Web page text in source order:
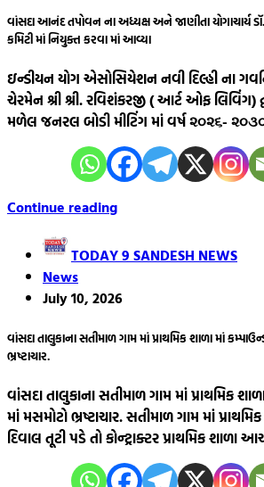
વાંસદા આનંદ તપોવન ના અધ્યક્ષ અને જાણીતા યોગાચાર્ય
કમિટી માં નિયુક્ત કરવા માં આવ્યા
ઇન્ડીયન યોગ એસોસિયેશન નવી દિલ્હી ના
ચેરમેન શ્રી શ્રી. રવિશંકરજી ( આર્ટ ઓફ લિવિંગ)
મળેલ જનરલ બોડી મીટિંગ માં વર્ષ ૨૦૨૬-
Continue reading
TODAY 9 SANDESH NEWS
News
July 10, 2026
વાંસદા તાલુકાના સતીમાળ ગામ માં પ્રાથમિક શાળા માં
ભ્રષ્ટાચાર.
વાંસદા તાલુકાના સતીમાળ ગામ માં પ્રાથમિક
માં મસમોટો ભ્રષ્ટાચાર. સતીમાળ ગામ માં
દિવાલ તૂટી પડે તો કોન્ટ્રાક્ટર પ્રાથમિક શાળા